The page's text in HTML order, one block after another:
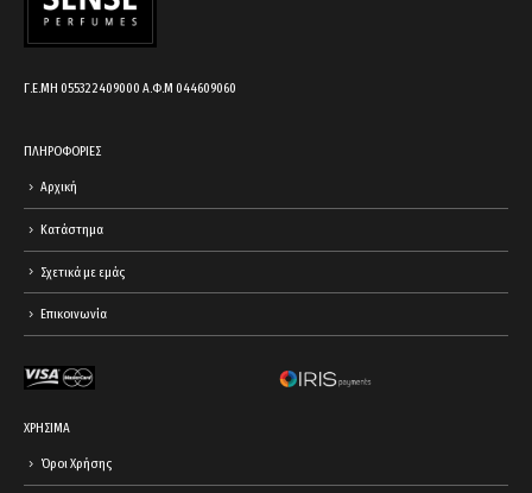
Γ.Ε.ΜΗ 055322409000 Α.Φ.Μ 044609060
ΠΛΗΡΟΦΟΡΙΕΣ
Αρχική
Κατάστημα
Σχετικά με εμάς
Επικοινωνία
ΧΡΗΣΙΜΑ
Όροι Χρήσης